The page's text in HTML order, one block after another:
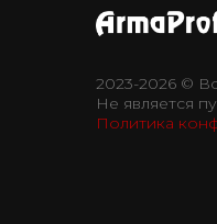
2023-2026 ©
Не является
Политика